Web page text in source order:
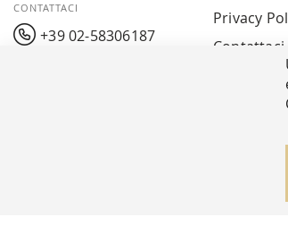
CONTATTACI
+39 02-58306187
Privacy
Contattaci
© Copyright MAV Arreda s.r.l. | P.IVA